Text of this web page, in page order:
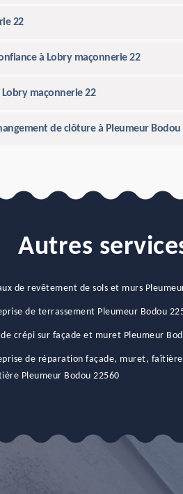
22
à Lobry maçonnerie 22
maçonnerie 22
de clôture à Pleumeur Bodou
Autres
de revêtement de sols et murs
de terrassement Pleumeur Bodou
de crépi sur façade et muret Pleumeur
de réparation façade, muret,
Pleumeur Bodou 22560